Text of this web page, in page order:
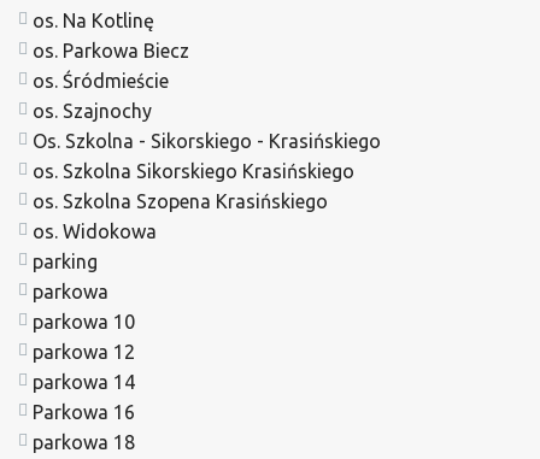
os. Na Kotlinę
os. Parkowa Biecz
os. Śródmieście
os. Szajnochy
Os. Szkolna - Sikorskiego - Krasińskiego
os. Szkolna Sikorskiego Krasińskiego
os. Szkolna Szopena Krasińskiego
os. Widokowa
parking
parkowa
parkowa 10
parkowa 12
parkowa 14
Parkowa 16
parkowa 18